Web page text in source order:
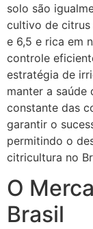
solo são
cultivo de citrus
e 6,5 e rica em
controle
estratégia de
manter a saúde
constante das
garantir o
permitindo o
citricultura no
O
Brasil